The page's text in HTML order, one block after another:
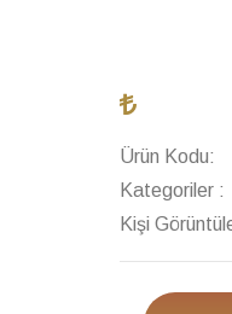
Ürün Kodu:
Kategoriler :
Kişi